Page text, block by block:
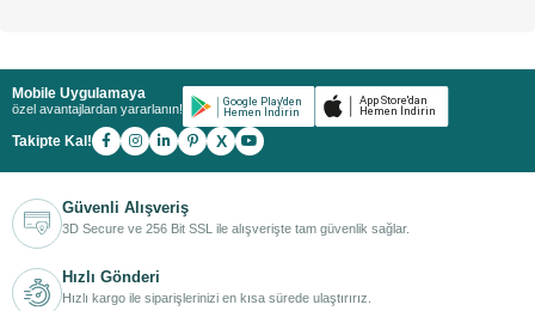
Mobile Uygulamaya
özel avantajlardan yararlanın!
Takipte Kal! X
Güvenli Alışveriş
3D Secure ve 256 Bit SSL ile alışverişte tam güvenlik sağlar.
Hızlı Gönderi
Hızlı kargo ile siparişlerinizi en kısa sürede ulaştırırız.